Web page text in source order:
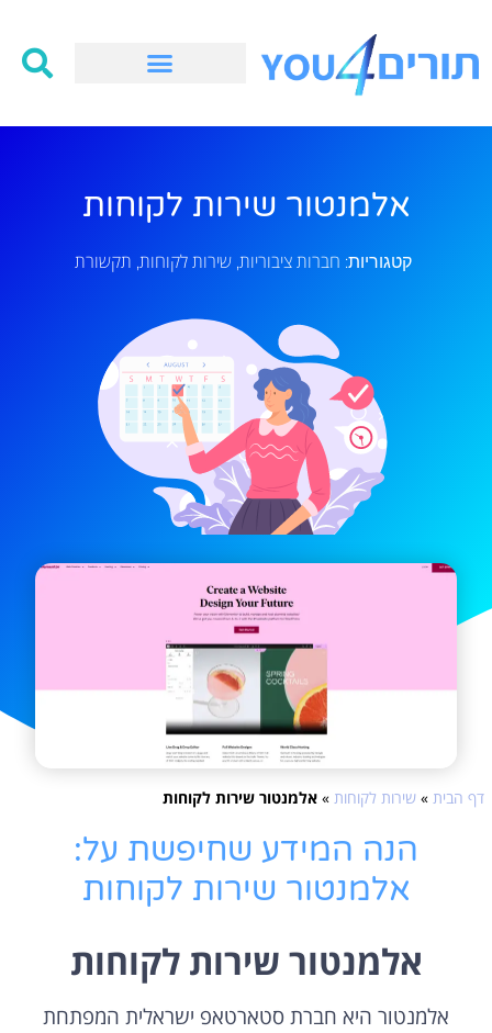
אלמנטור שירות לקוחות
קטגוריות: חברות ציבוריות, שירות לקוחות, תקשורת
דף הבית » שירות לקוחות » אלמנטור שירות לקוחות
הנה המידע שחיפשת על:
אלמנטור שירות לקוחות
אלמנטור שירות לקוחות
אלמנטור היא חברת סטארטאפ ישראלית המפתחת